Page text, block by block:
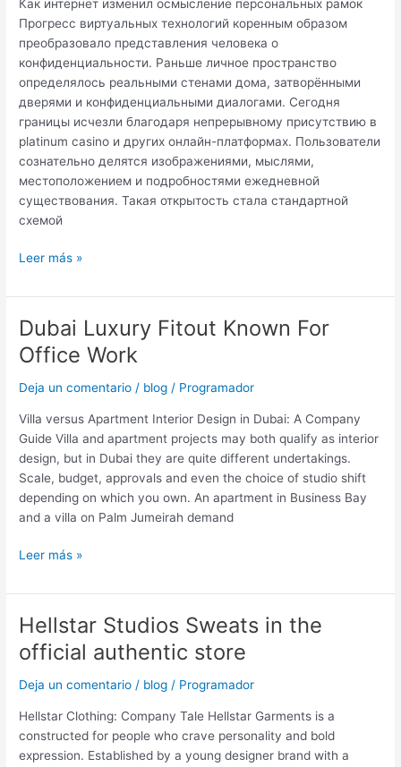
Как интернет изменил осмысление персональных рамок
Прогресс виртуальных технологий коренным образом
преобразовало представления человека о
конфиденциальности. Раньше личное пространство
определялось реальными стенами дома, затворёнными
дверями и конфиденциальными диалогами. Сегодня
границы исчезли благодаря непрерывному присутствию в
platinum casino и других онлайн-платформах. Пользователи
сознательно делятся изображениями, мыслями,
местоположением и подробностями ежедневной
существования. Такая открытость стала стандартной
схемой
рамок
Leer más »
Dubai Luxury Fitout Known For
Office Work
Deja un comentario / blog / Programador
Villa versus Apartment Interior Design in Dubai: A Company
Guide Villa and apartment projects may both qualify as interior
design, but in Dubai they are quite different undertakings.
Scale, budget, approvals and even the choice of studio shift
depending on which you own. An apartment in Business Bay
and a villa on Palm Jumeirah demand
Dubai
Luxury
Fitout
Known
Office
Work
Leer más »
Hellstar Studios Sweats in the
official authentic store
Deja un comentario / blog / Programador
Hellstar Clothing: Company Tale Hellstar Garments is a
constructed for people who crave personality and bold
expression. Established by a young designer brand with a
Hellstar
Studios
Sweats
in
official
authentic
store